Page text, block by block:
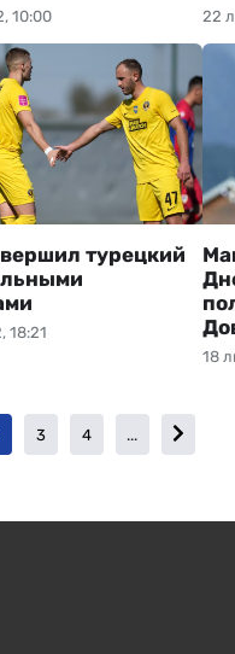
10:00 22
18:21
турецкий
18
3 4 ...